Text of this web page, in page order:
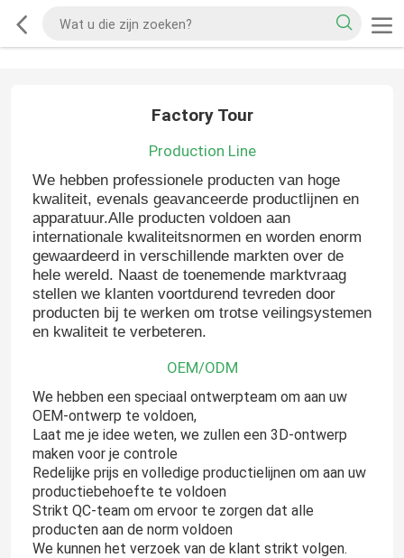
Factory Tour
Production Line
We hebben professionele producten van hoge
kwaliteit, evenals geavanceerde productlijnen en
apparatuur.Alle producten voldoen aan
internationale kwaliteitsnormen en worden enorm
gewaardeerd in verschillende markten over de
hele wereld. Naast de toenemende marktvraag
stellen we klanten voortdurend tevreden door
producten bij te werken om trotse veilingsystemen
en kwaliteit te verbeteren.
OEM/ODM
We hebben een speciaal ontwerpteam om aan uw
OEM-ontwerp te voldoen,
Laat me je idee weten, we zullen een 3D-ontwerp
maken voor je controle
Redelijke prijs en volledige productielijnen om aan uw
productiebehoefte te voldoen
Strikt QC-team om ervoor te zorgen dat alle
producten aan de norm voldoen
We kunnen het verzoek van de klant strikt volgen.